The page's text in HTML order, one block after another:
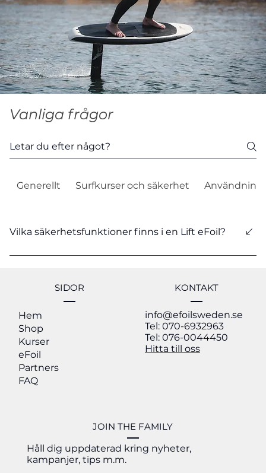
JOIN THE FAMILY
Håll dig uppdaterad kring nyheter,
kampanjer, tips m.m.
SIDOR
Hem
Shop
Kurser
eFoil
Partners
FAQ
KONTAKT
info@efoilsweden.se
Tel: 070-6932963
Tel: 076-0044450
Hitta till oss
Vanliga frågor
Generellt Surfkurser och säkerhet Användning
Vilka säkerhetsfunktioner finns i en Lift eFoil?
Brädan stängs automatiskt av när handkontrollen
handkontrollen släpps. Även om fronten på brädan
hamnar under vattnet. Den viktigaste
säkerhetsaspekten att notera är användningen av
skyddsutrustning såsom hjälm och flytväst och
försiktighet vid användning av produkten för att
undvika skador under din surf session.